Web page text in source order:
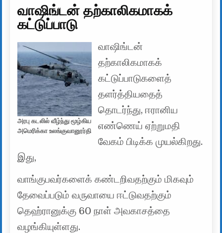
வாஷிங்டன் தற்காலிகமாகக்
கட்டுப்பாடு
அரபு கடலில் வீழ்ந்து மூழ்கிய
அமெரிக்கா உலங்குவானூர்தி
வாஷிங்டன்
தற்காலிகமாகக்
கட்டுப்பாடுகளைத்
தளர்த்தியதைத்
தொடர்ந்து, ஈரானிய
எண்ணெய் ஏற்றுமதி
வேகம் பிடிக்க முயல்கிறது.
இது,
வாங்குபவர்களைக் கண்டறிவதற்கும் மிகவும்
தேவைப்படும் வருவாயை ஈட்டுவதற்கும்
தெஹ்ரானுக்கு 60 நாள் அவகாசத்தை
வழங்கியுள்ளது.